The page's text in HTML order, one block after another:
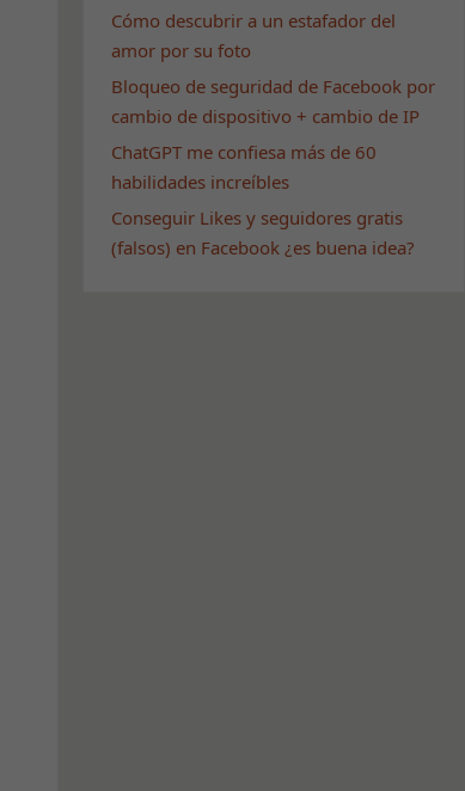
Cómo descubrir a un estafador del
amor por su foto
Bloqueo de seguridad de Facebook por
cambio de dispositivo + cambio de IP
ChatGPT me confiesa más de 60
habilidades increíbles
Conseguir Likes y seguidores gratis
(falsos) en Facebook ¿es buena idea?